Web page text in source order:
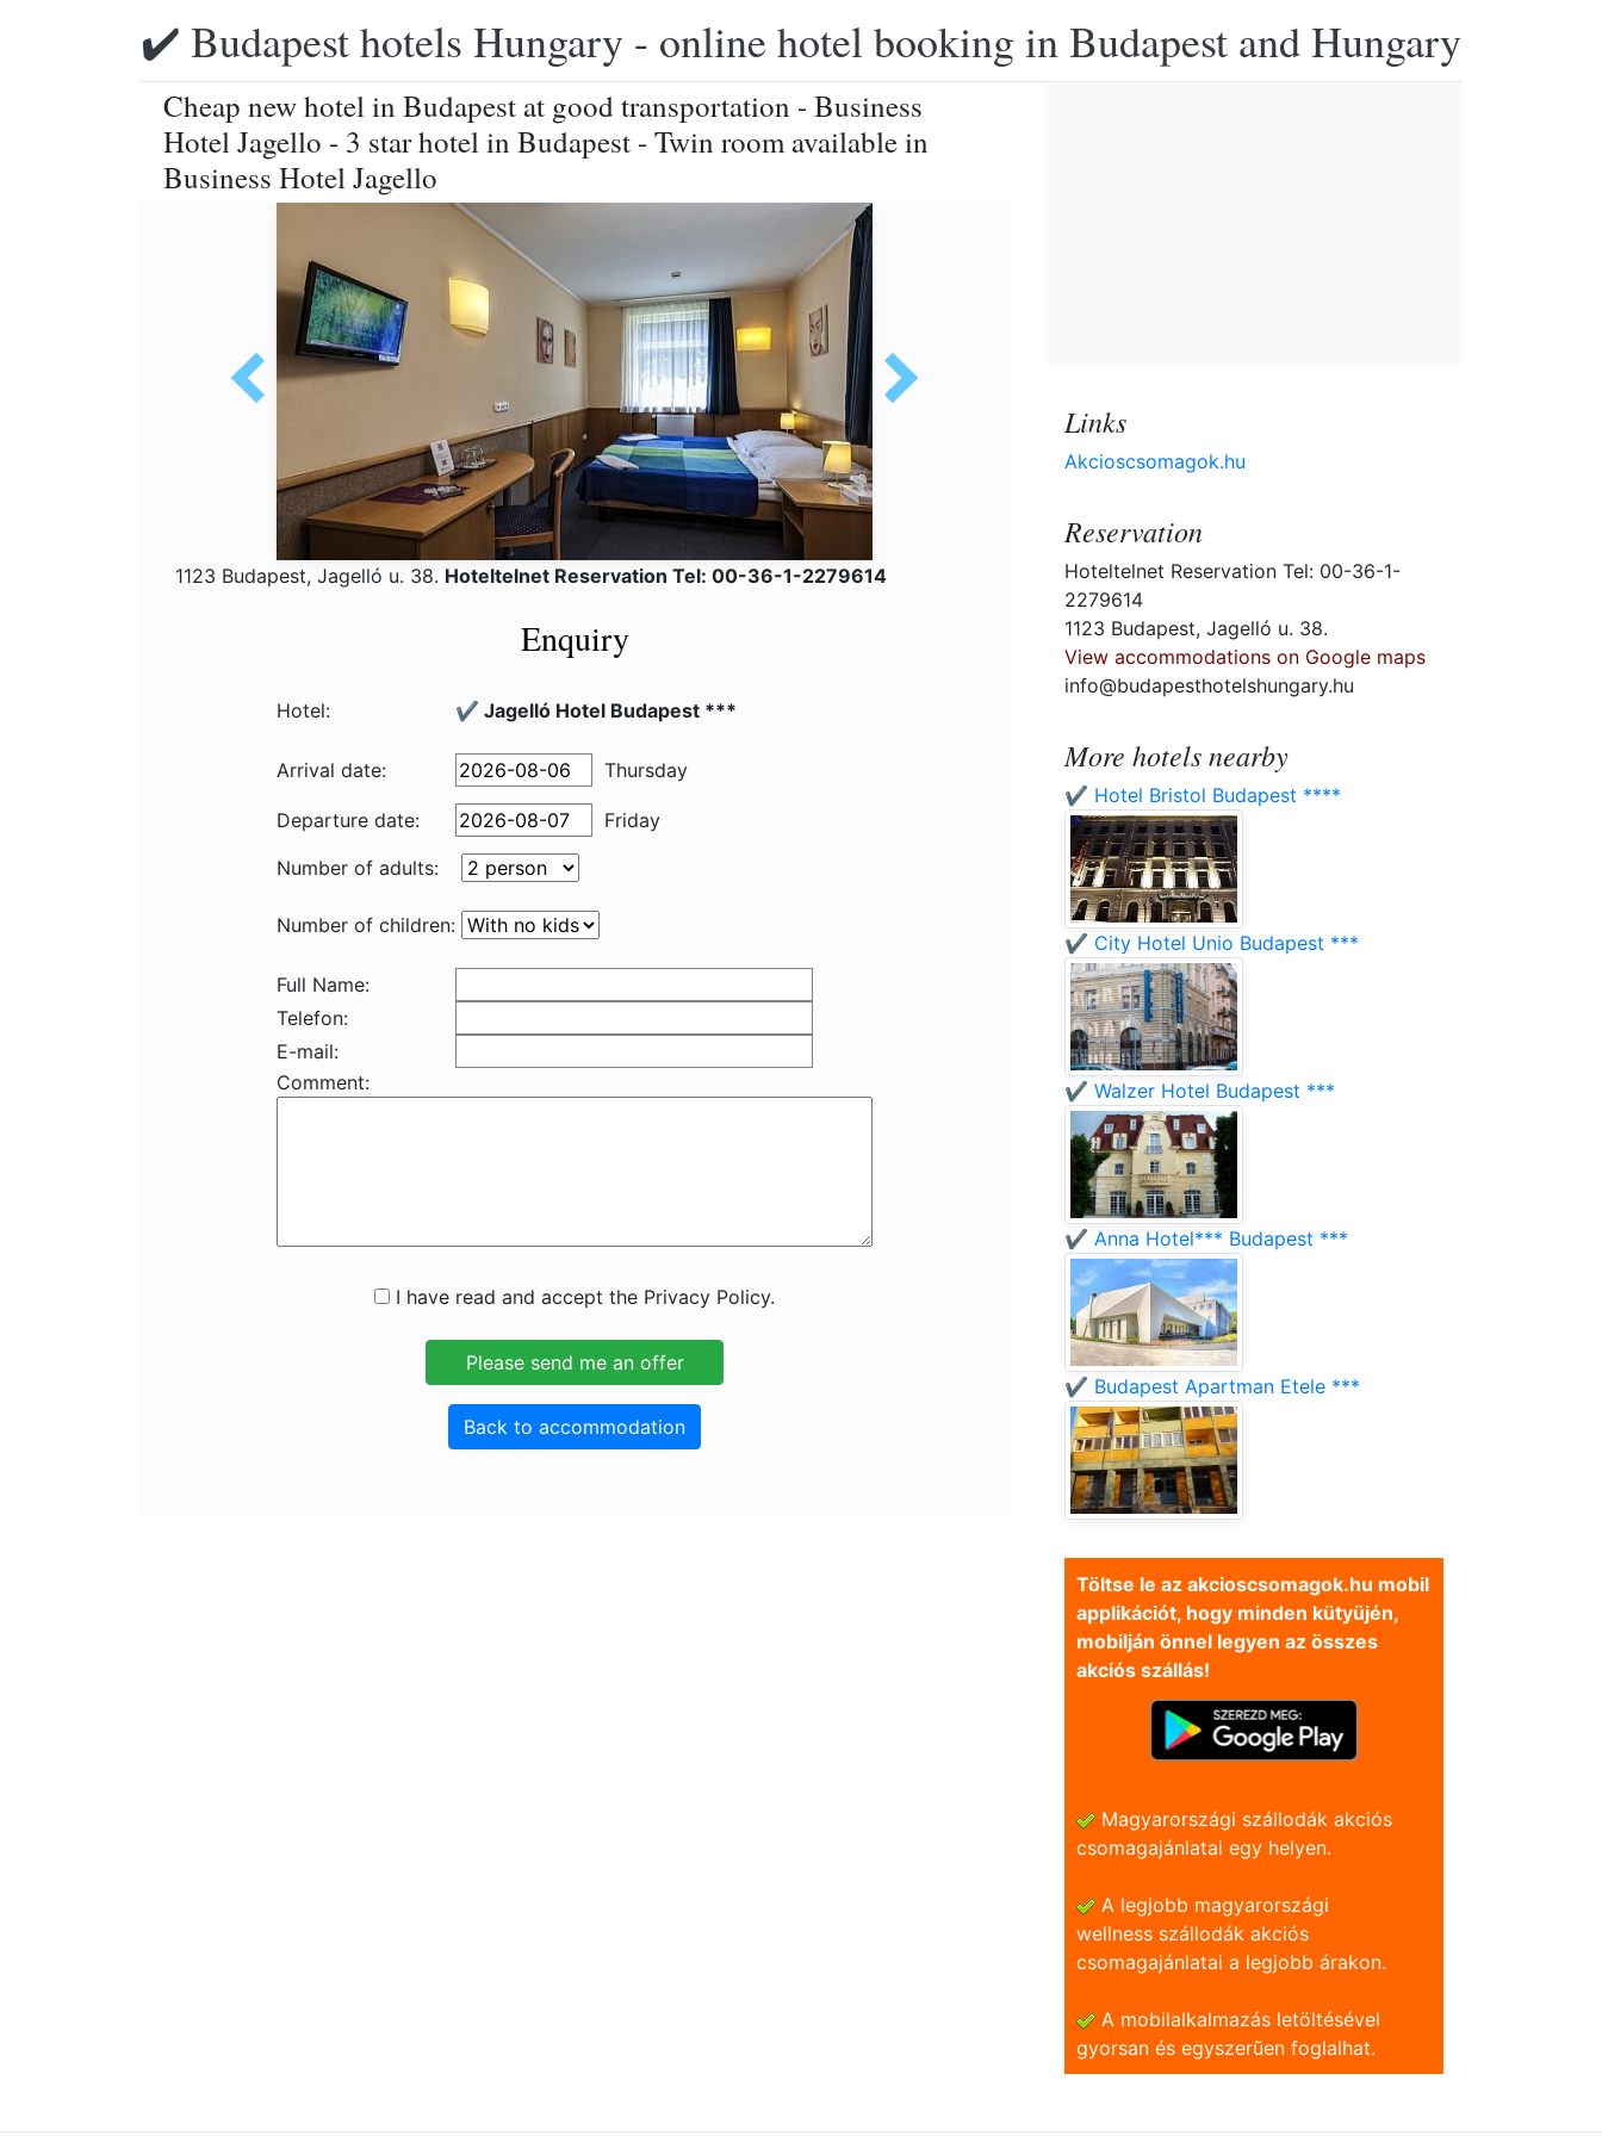
✔️ Budapest hotels Hungary - online hotel booking in Budapest and Hungary
Cheap new hotel in Budapest at good transportation - Business
Hotel Jagello - 3 star hotel in Budapest - Twin room available in
Business Hotel Jagello
1123 Budapest, Jagelló u. 38. Hoteltelnet Reservation Tel: 00-36-1-2279614
Enquiry
Hotel: ✔️ Jagelló Hotel Budapest ***
Arrival date: Thursday
Departure date:
Friday
Number of adults:
Number of children:
Full Name:
Telefon:
E-mail:
Comment:
I have read and accept the Privacy Policy.
Back to accommodation
Links
Akcioscsomagok.hu
Reservation
Hoteltelnet Reservation Tel: 00-36-1-
2279614
1123 Budapest, Jagelló u. 38.
View accommodations on Google maps
info@budapesthotelshungary.hu
More hotels nearby
✔️ Hotel Bristol Budapest ****
✔️ City Hotel Unio Budapest ***
✔️ Walzer Hotel Budapest ***
✔️ Anna Hotel*** Budapest ***
✔️ Budapest Apartman Etele ***
Töltse le az akcioscsomagok.hu mobil
applikációt, hogy minden kütyüjén,
mobilján önnel legyen az összes
akciós szállás!
Magyarországi szállodák akciós
csomagajánlatai egy helyen.
A legjobb magyarországi
wellness szállodák akciós
csomagajánlatai a legjobb árakon.
A mobilalkalmazás letöltésével
gyorsan és egyszerũen foglalhat.